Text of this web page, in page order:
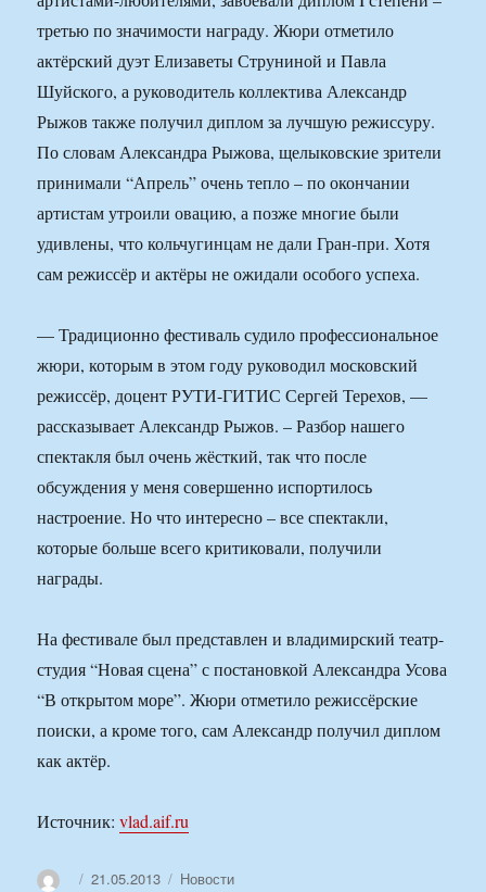
третью по значимости награду. Жюри отметило
актёрский дуэт Елизаветы Струниной и Павла
Шуйского, а руководитель коллектива Александр
Рыжов также получил диплом за лучшую режиссуру.
По словам Александра Рыжова, щелыковские зрители
принимали “Апрель” очень тепло – по окончании
артистам утроили овацию, а позже многие были
удивлены, что кольчугинцам не дали Гран-при. Хотя
сам режиссёр и актёры не ожидали особого успеха.
— Традиционно фестиваль судило профессиональное
жюри, которым в этом году руководил московский
режиссёр, доцент РУТИ-ГИТИС Сергей Терехов, —
рассказывает Александр Рыжов. – Разбор нашего
спектакля был очень жёсткий, так что после
обсуждения у меня совершенно испортилось
настроение. Но что интересно – все спектакли,
которые больше всего критиковали, получили
награды.
На фестивале был представлен и владимирский театр-
студия “Новая сцена” с постановкой Александра Усова
“В открытом море”. Жюри отметило режиссёрские
поиски, а кроме того, сам Александр получил диплом
как актёр.
Источник:vlad.aif.ru
АвторОпубликовано
21.05.2013 Рубрики
Новости